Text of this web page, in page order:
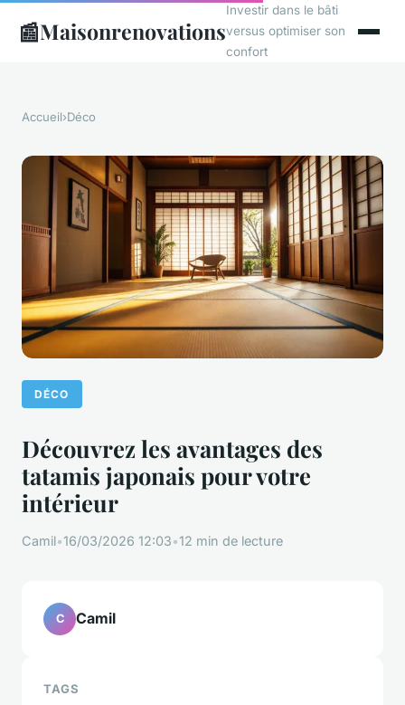
📰Maisonrenovations
Investir dans le bâti
versus optimiser son
confort
Accueil›Déco
DÉCO
Découvrez les avantages des
tatamis japonais pour votre
intérieur
Camil•16/03/2026 12:03•12 min de lecture
C Camil
TAGS